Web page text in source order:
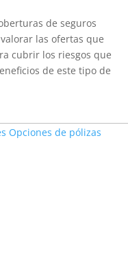
de seguros
las ofertas que
cubrir los riesgos que
de este tipo de